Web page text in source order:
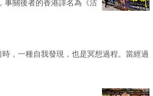
事關後者的香港譯名為《沽
，一種自我發現，也是冥想過程。當經過